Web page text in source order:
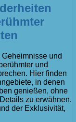
und
und
Hier finden
in denen
genießen, ohne
zu erwähnen.
der Exklusivität,